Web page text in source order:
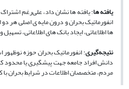
یافته ها: یافته­ ها نشان داد، علی‌رغم
انفورماتیک بحران و درون مایه ­ی اصلی هر
­ها اطلاعاتی، ایجاد بانک­ های اطلاعاتی،
نتیجه‌گیری: انفورماتیک بحران حوزه
دانش افراد جامعه جهت پیشگیری یا محدود
مردم، متخصصان اطلاعات در شرایط بحران